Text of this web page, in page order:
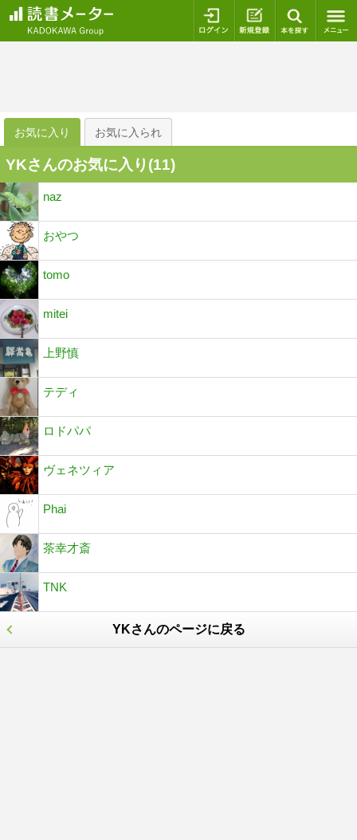
ログイン 新規登録
お気に入り お気に入られ
YKさんのお気に入り(11)
naz
おやつ
tomo
mitei
上野慎
テディ
ロドパパ
ヴェネツィア
Phai
茶幸才斎
TNK
YKさんのページに戻る